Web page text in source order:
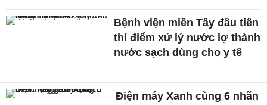
Bệnh viện miền Tây đầu tiên
thí điểm xử lý nước lợ thành
nước sạch dùng cho y tế
Điện máy Xanh cùng 6 nhãn